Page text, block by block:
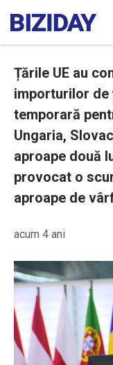
Țările UE au
importurilor de
temporară
Ungaria,
aproape două
provocat o
aproape de
acum 4 ani